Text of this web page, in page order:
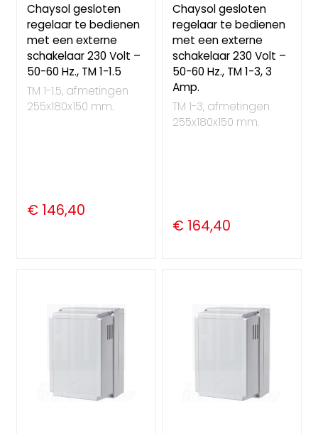
Chaysol gesloten
regelaar te bedienen
met een externe
schakelaar 230 Volt –
50-60 Hz., TM 1-1.5
TM 1-1.5, afmetingen
255x180x150 mm.
€ 146,40
Chaysol gesloten
regelaar te bedienen
met een externe
schakelaar 230 Volt –
50-60 Hz., TM 1-3, 3
Amp.
TM 1-3, afmetingen
255x180x150 mm.
€ 164,40